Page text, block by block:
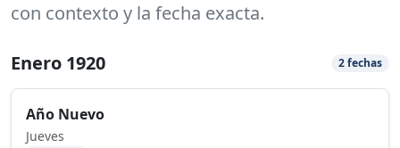
con contexto y la fecha exacta.
Enero 1920 2 fechas
Año Nuevo
Jueves